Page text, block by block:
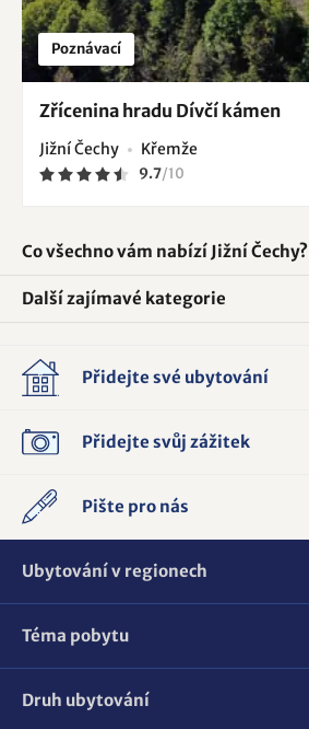
Poznávací
Zřícenina hradu Dívčí kámen
Jižní Čechy Křemže
9.7/10
Co všechno vám nabízí Jižní Čechy?
Další zajímavé kategorie
Přidejte své ubytování
Přidejte svůj zážitek
Pište pro nás
Ubytování v regionech
Téma pobytu
Druh ubytování